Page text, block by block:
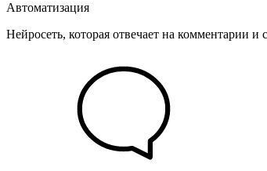
Автоматизация
Нейросеть, которая отвечает на комментарии